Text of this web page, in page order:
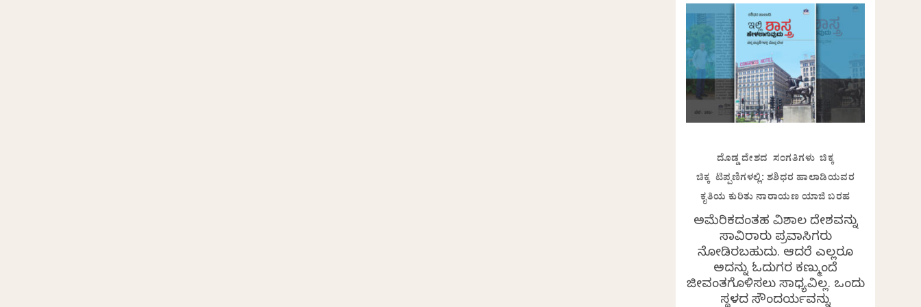
ದೊಡ್ಡ ದೇಶದ ಸಂಗತಿಗಳು ಚಿಕ್ಕ
ಚಿಕ್ಕ ಟಿಪ್ಪಣಿಗಳಲ್ಲಿ: ಶಶಿಧರ ಹಾಲಾಡಿಯವರ
ಕೃತಿಯ ಕುರಿತು ನಾರಾಯಣ ಯಾಜಿ ಬರಹ
ಅಮೆರಿಕದಂತಹ ವಿಶಾಲ ದೇಶವನ್ನು
ಸಾವಿರಾರು ಪ್ರವಾಸಿಗರು
ನೋಡಿರಬಹುದು. ಆದರೆ ಎಲ್ಲರೂ
ಅದನ್ನು ಓದುಗರ ಕಣ್ಮುಂದೆ
ಜೀವಂತಗೊಳಿಸಲು ಸಾಧ್ಯವಿಲ್ಲ. ಒಂದು
ಸ್ಥಳದ ಸೌಂದರ್ಯವನ್ನು